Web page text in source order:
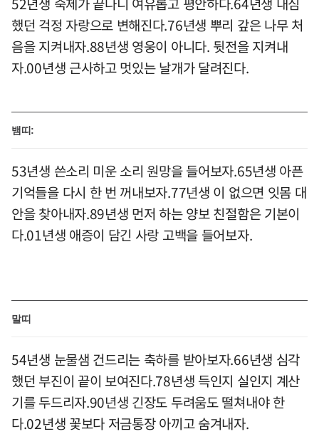
했던 걱정 자랑으로 변해진다.76년생 뿌리 갚은 나무 처
음을 지켜내자.88년생 영웅이 아니다. 뒷전을 지켜내
자.00년생 근사하고 멋있는 날개가 달려진다.
뱀띠:
53년생 쓴소리 미운 소리 원망을 들어보자.65년생 아픈
기억들을 다시 한 번 꺼내보자.77년생 이 없으면 잇몸 대
안을 찾아내자.89년생 먼저 하는 양보 친절함은 기본이
다.01년생 애증이 담긴 사랑 고백을 들어보자.
말띠
54년생 눈물샘 건드리는 축하를 받아보자.66년생 심각
했던 부진이 끝이 보여진다.78년생 득인지 실인지 계산
기를 두드리자.90년생 긴장도 두려움도 떨쳐내야 한
다.02년생 꽃보다 저금통장 아끼고 숨겨내자.